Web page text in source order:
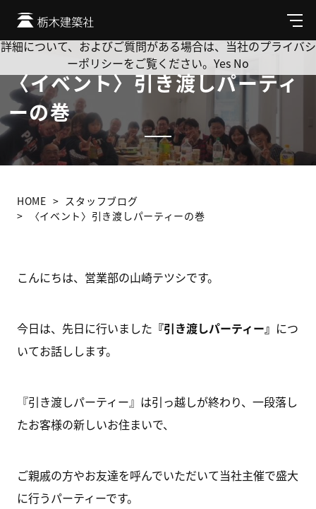
メ
ニ
ュ
〈イベント〉引き渡しパーティ
ーの巻
HOME
スタッフブログ
〈イベント〉引き渡しパーティーの巻
こんにちは、営業部の山崎テツシです。
今日は、先日に行いました 『引き渡しパーティー』 につ
いてお話しします。
『引き渡しパーティー』は引っ越しが終わり、一段落し
たお客様の新しいお住まいで、
ご親戚の方やお友達を呼んでいただいて当社主催で盛大
に行うパーティーです。
Cookie を使用して、お客様の活動を追跡してもよろしいです
か? 当社ではお客様のプライバシーを極めて重視しています。
詳細について、およびご質問がある場合は、当社のプライバシ
ーポリシーをご覧ください。 Yes No